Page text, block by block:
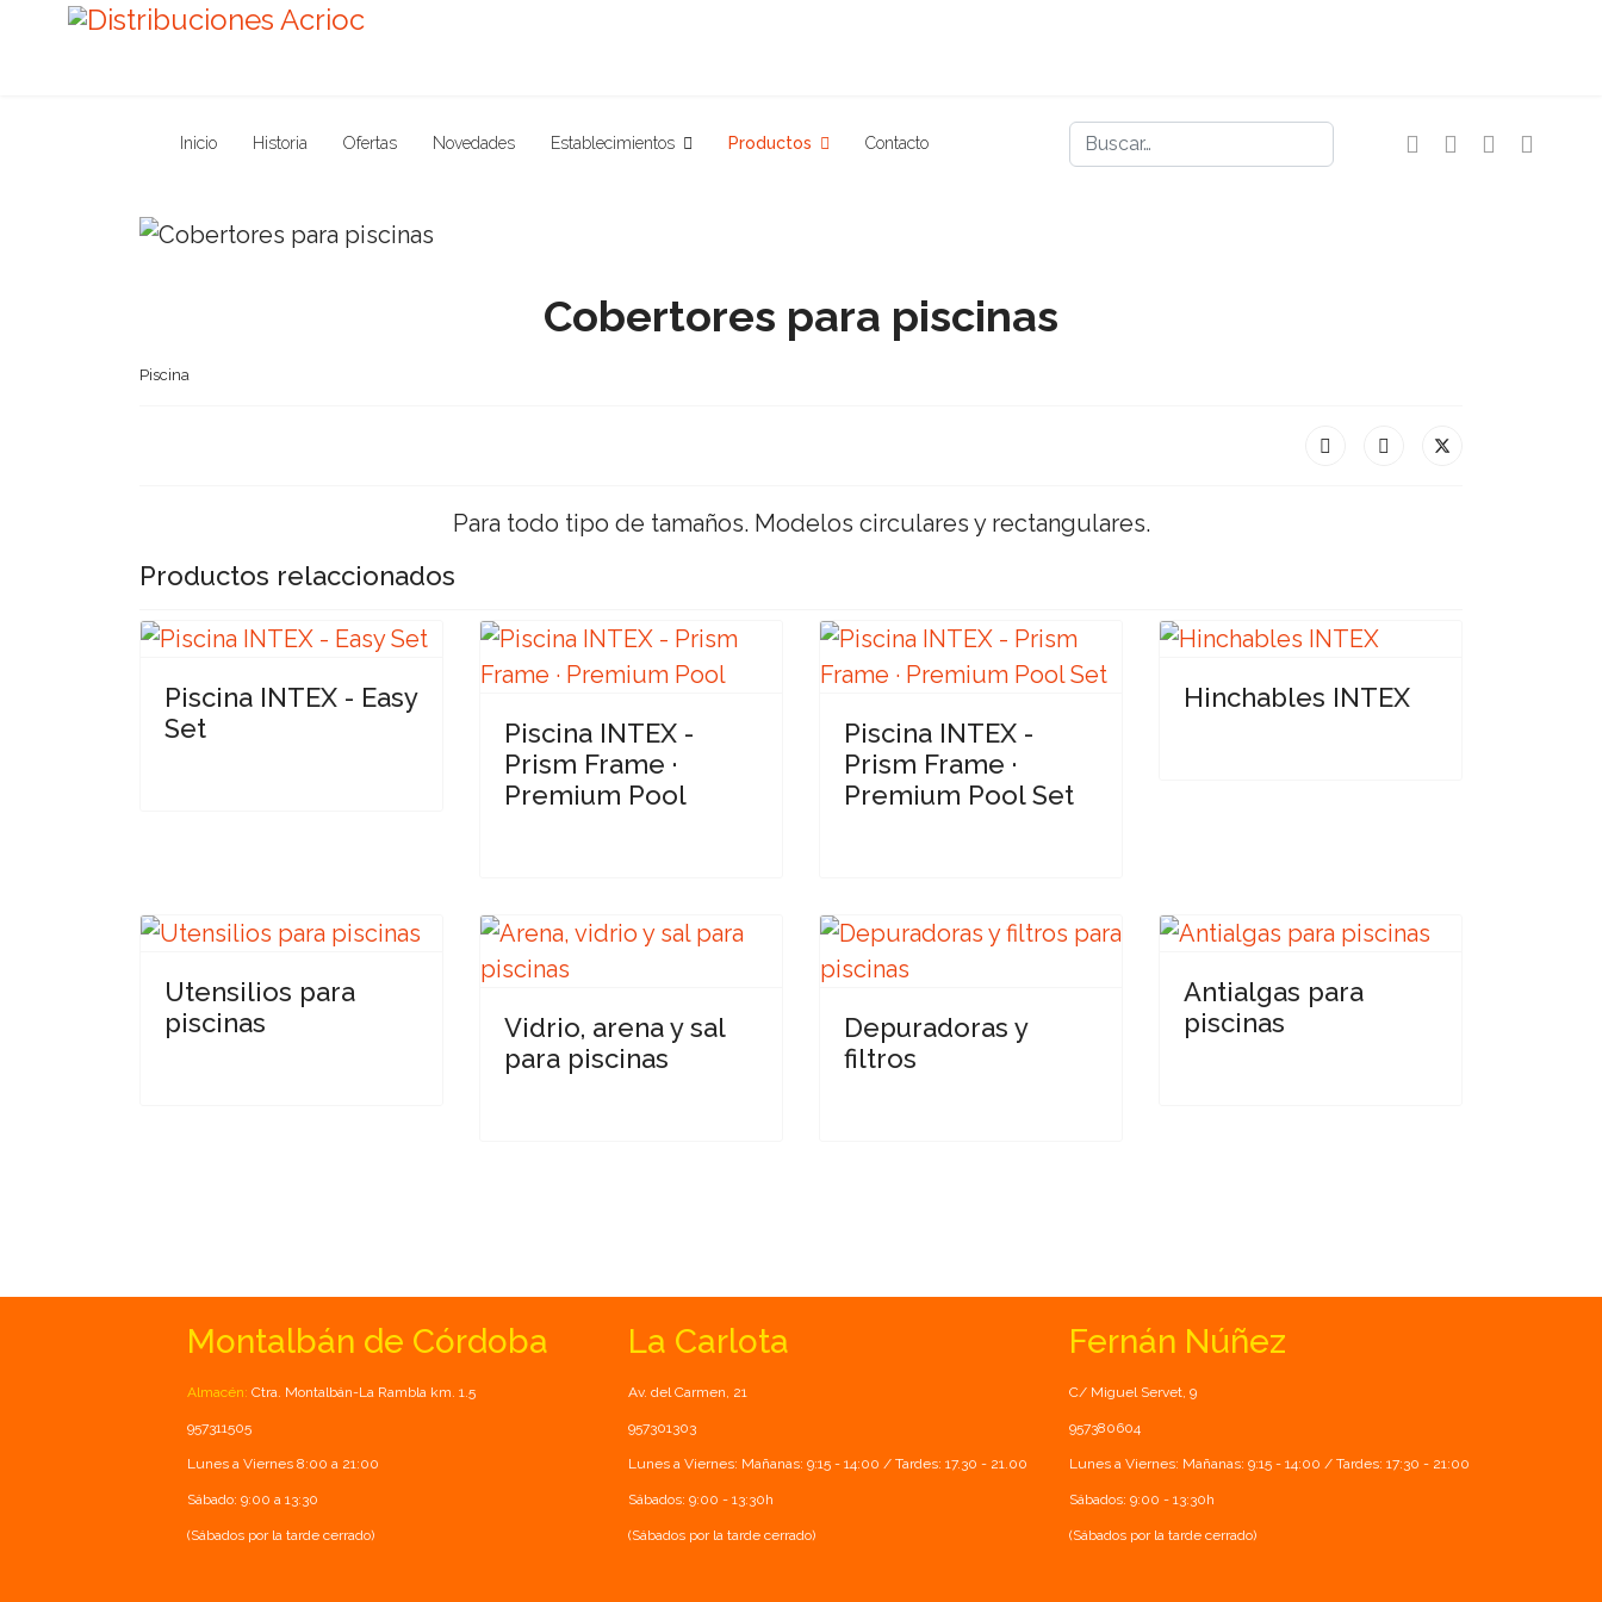
Inicio Historia Ofertas Novedades Establecimientos Productos Contacto Buscar
Cobertores para piscinas
Piscina
Para todo tipo de tamaños. Modelos circulares y rectangulares.
Productos relaccionados
Piscina INTEX - Easy
Set
Piscina INTEX -
Prism Frame ·
Premium Pool
Piscina INTEX -
Prism Frame ·
Premium Pool Set
Hinchables INTEX
Utensilios para
piscinas
Vidrio, arena y sal
para piscinas
Depuradoras y
filtros
Antialgas para
piscinas
Montalbán de Córdoba
Almacén: Ctra. Montalbán-La Rambla km. 1.5
957311505
Lunes a Viernes 8:00 a 21:00
Sábado: 9:00 a 13:30
(Sábados por la tarde cerrado)
La Carlota
Av. del Carmen, 21
957301303
Lunes a Viernes: Mañanas: 9:15 - 14:00 / Tardes: 17.30 - 21.00
Sábados: 9:00 - 13:30h
(Sábados por la tarde cerrado)
Fernán Núñez
C/ Miguel Servet, 9
957380604
Lunes a Viernes: Mañanas: 9:15 - 14:00 / Tardes: 17:30 - 21:00
Sábados: 9:00 - 13:30h
(Sábados por la tarde cerrado)